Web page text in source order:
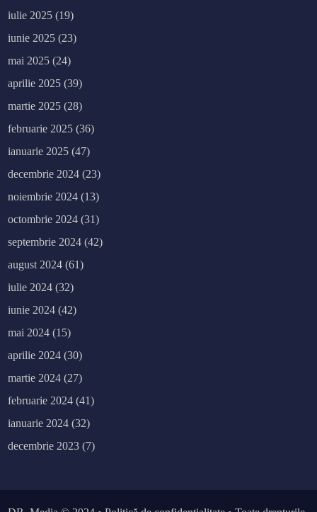
iulie 2025 (19)
iunie 2025 (23)
mai 2025 (24)
aprilie 2025 (39)
martie 2025 (28)
februarie 2025 (36)
ianuarie 2025 (47)
decembrie 2024 (23)
noiembrie 2024 (13)
octombrie 2024 (31)
septembrie 2024 (42)
august 2024 (61)
iulie 2024 (32)
iunie 2024 (42)
mai 2024 (15)
aprilie 2024 (30)
martie 2024 (27)
februarie 2024 (41)
ianuarie 2024 (32)
decembrie 2023 (7)